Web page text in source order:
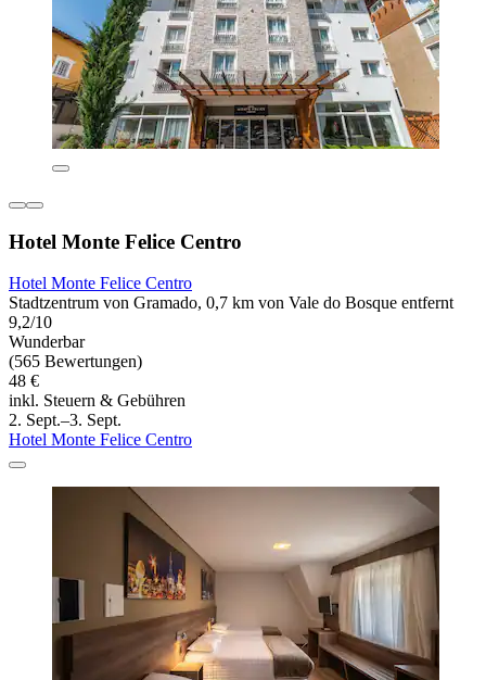
Hotel Monte Felice Centro
Hotel Monte Felice Centro
Stadtzentrum von Gramado, 0,7 km von Vale do Bosque entfernt
9,2/10
Wunderbar
(565 Bewertungen)
48 €
inkl. Steuern & Gebühren
2. Sept.–3. Sept.
Hotel Monte Felice Centro